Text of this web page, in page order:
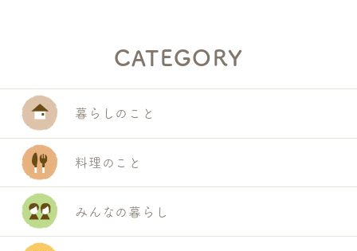
CATEGORY
暮らしのこと
料理のこと
みんなの暮らし